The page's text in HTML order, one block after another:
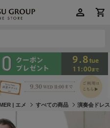
| エメ すべての商品 演奏会ドレス